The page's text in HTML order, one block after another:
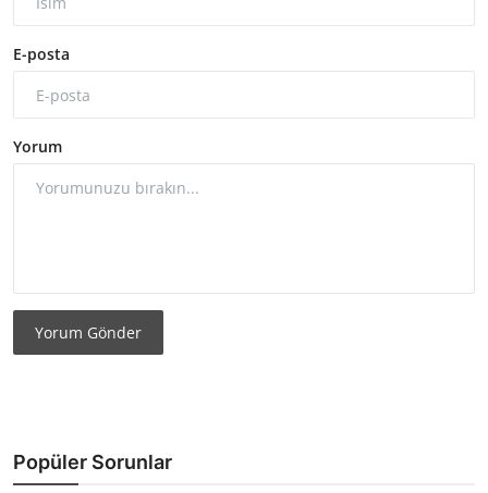
E-posta
Yorum
Yorum Gönder
Popüler Sorunlar